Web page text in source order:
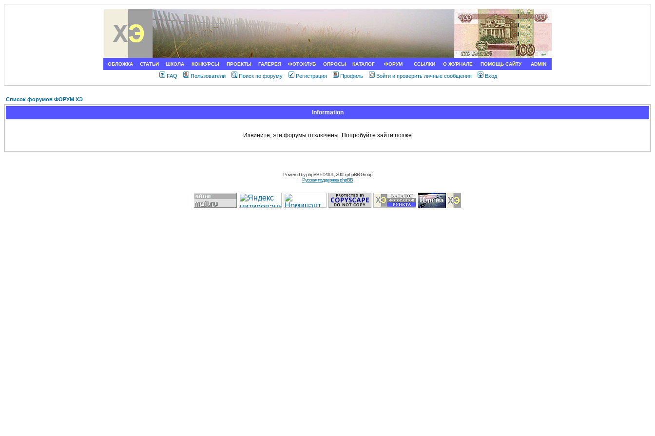
ОБЛОЖКА СТАТЬИ ШКОЛА КОНКУРСЫ ПРОЕКТЫ ГАЛЕРЕЯ ФОТОКЛУБ ОПРОСЫ КАТАЛОГ ФОРУМ ССЫЛКИ О ЖУРНАЛЕ ПОМОЩЬ САЙТУ ADMIN
FAQ Пользователи Поиск по форуму Регистрация Профиль Войти и проверить личные сообщения Вход
Список форумов ФОРУМ ХЭ
Information
Извините, эти форумы отключены. Попробуйте зайти позже
Powered byphpBB© 2001, 2005 phpBB Group
Русская поддержка phpBB